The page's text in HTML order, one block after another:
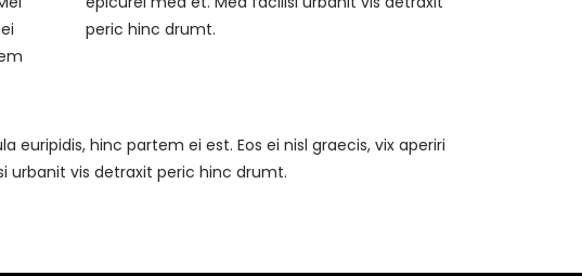
peric hinc drumt.
hinc partem ei est. Eos ei nisl graecis, vix aperiri
urbanit vis detraxit peric hinc drumt.